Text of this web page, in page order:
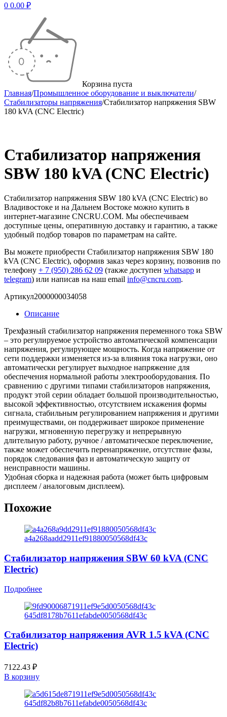
0 0.00 ₽
Корзина пуста
Главная/Промышленное оборудование и выключатели/
Стабилизаторы напряжения/Стабилизатор напряжения SBW
180 kVA (CNC Electric)
Стабилизатор напряжения
SBW 180 kVA (CNC Electric)
Стабилизатор напряжения SBW 180 kVA (CNC Electric) во
Владивостоке и на Дальнем Востоке можно купить в
интернет-магазине CNCRU.COM. Мы обеспечиваем
доступные цены, оперативную доставку и гарантию, а также
удобный подбор товаров по параметрам на сайте.
Вы можете приобрести Стабилизатор напряжения SBW 180
kVA (CNC Electric), оформив заказ через корзину, позвонив по
телефону + 7 (950) 286 62 09 (также доступен whatsapp и
telegram) или написав на наш email info@cncru.com.
Артикул2000000034058
Описание
Трехфазный стабилизатор напряжения переменного тока SBW
– это регулируемое устройство автоматической компенсации
напряжения, регулирующее мощность. Когда напряжение от
сети поддержки изменяется из-за влияния тока нагрузки, оно
автоматически регулирует выходное напряжение для
обеспечения нормальной работы электрооборудования. По
сравнению с другими типами стабилизаторов напряжения,
продукт этой серии обладает большой производительностью,
высокой эффективностью, отсутствием искажения формы
сигнала, стабильным регулированием напряжения и другими
преимуществами, он поддерживает широкое применение
нагрузки, мгновенную перегрузку и непрерывную
длительную работу, ручное / автоматическое переключение,
также может обеспечить перенапряжение, отсутствие фазы,
порядок следования фаз и автоматическую защиту от
неисправности машины.
Удобная сборка и надежная работа (может быть цифровым
дисплеем / аналоговым дисплеем).
Похожие
Стабилизатор напряжения SBW 60 kVA (CNC
Electric)
Подробнее
Стабилизатор напряжения AVR 1.5 kVA (CNC
Electric)
7122.43 ₽
В корзину